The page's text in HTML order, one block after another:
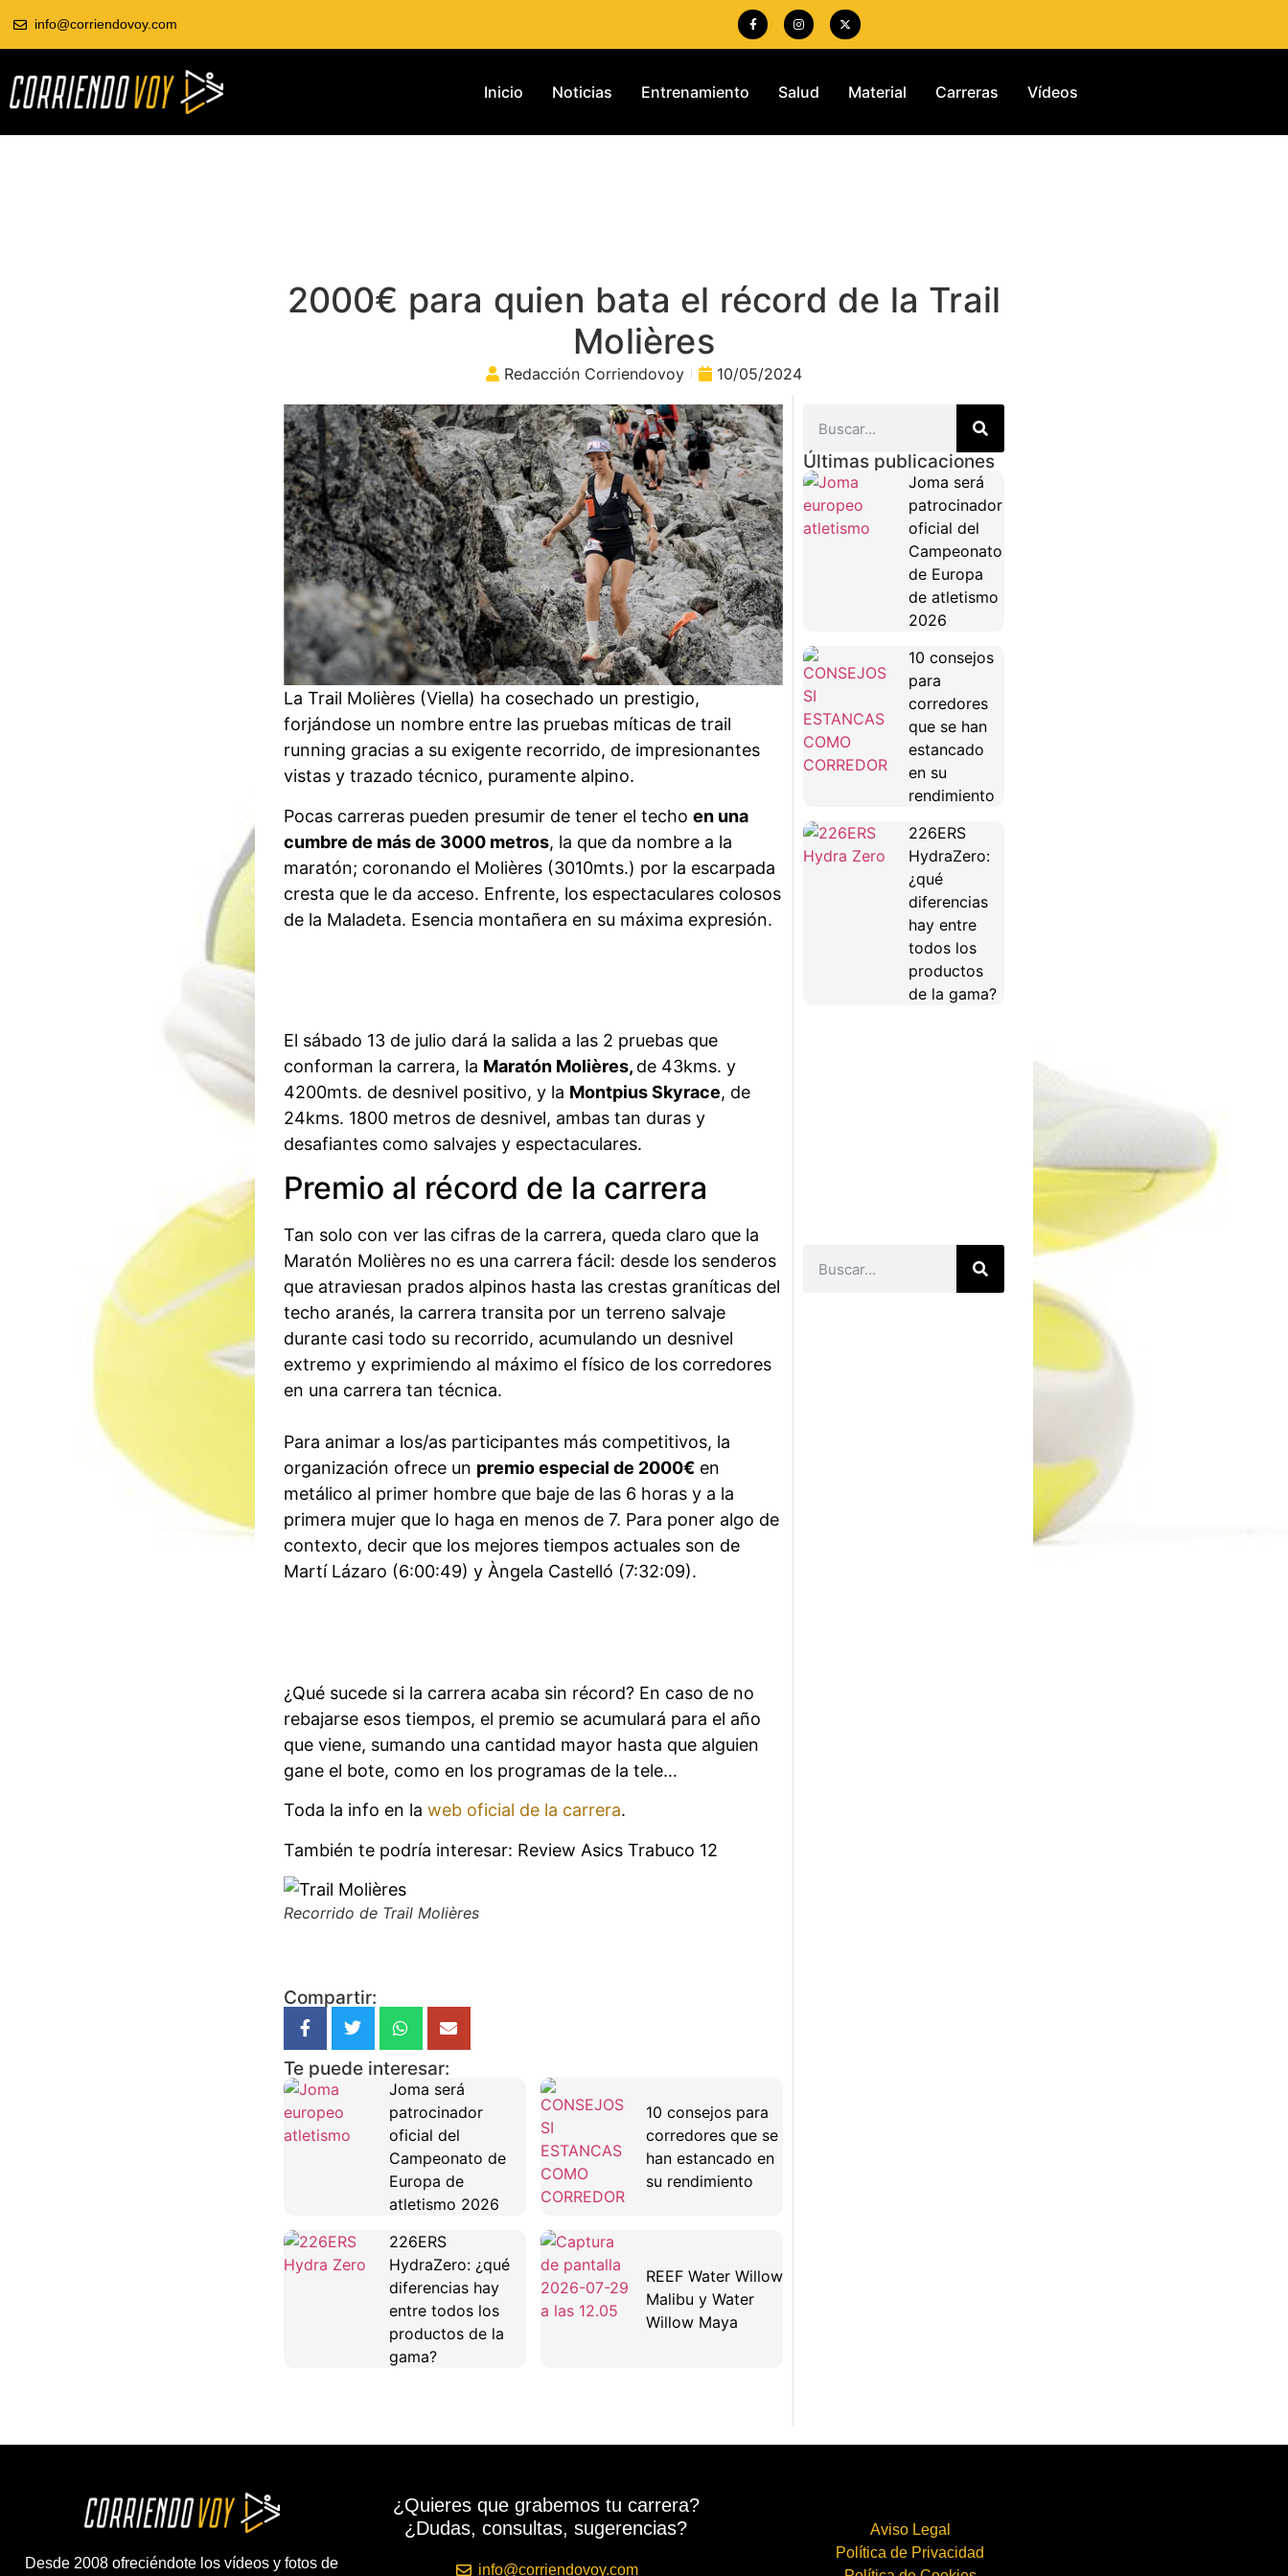
info@corriendovoy.com
Inicio Noticias Entrenamiento Salud Material Carreras Vídeos
2000€ para quien bata el récord de la Trail
Molières
Redacción Corriendovoy 10/05/2024
La Trail Molières (Viella) ha cosechado un prestigio,
forjándose un nombre entre las pruebas míticas de trail
running gracias a su exigente recorrido, de impresionantes
vistas y trazado técnico, puramente alpino.
Pocas carreras pueden presumir de tener el techo en una
cumbre de más de 3000 metros, la que da nombre a la
maratón; coronando el Molières (3010mts.) por la escarpada
cresta que le da acceso. Enfrente, los espectaculares colosos
de la Maladeta. Esencia montañera en su máxima expresión.
El sábado 13 de julio dará la salida a las 2 pruebas que
conforman la carrera, la Maratón Molières, de 43kms. y
4200mts. de desnivel positivo, y la Montpius Skyrace, de
24kms. 1800 metros de desnivel, ambas tan duras y
desafiantes como salvajes y espectaculares.
Premio al récord de la carrera
Tan solo con ver las cifras de la carrera, queda claro que la
Maratón Molières no es una carrera fácil: desde los senderos
que atraviesan prados alpinos hasta las crestas graníticas del
techo aranés, la carrera transita por un terreno salvaje
durante casi todo su recorrido, acumulando un desnivel
extremo y exprimiendo al máximo el físico de los corredores
en una carrera tan técnica.
Para animar a los/as participantes más competitivos, la
organización ofrece un premio especial de 2000€en
metálico al primer hombre que baje de las 6 horas y a la
primera mujer que lo haga en menos de 7. Para poner algo de
contexto, decir que los mejores tiempos actuales son de
Martí Lázaro (6:00:49) y Àngela Castelló (7:32:09).
¿Qué sucede si la carrera acaba sin récord? En caso de no
rebajarse esos tiempos, el premio se acumulará para el año
que viene, sumando una cantidad mayor hasta que alguien
gane el bote, como en los programas de la tele…
Toda la info en la web oficial de la carrera.
También te podría interesar: Review Asics Trabuco 12
Recorrido de Trail Molières
Compartir:
Te puede interesar:
Joma será
patrocinador
oficial del
Campeonato de
Europa de
atletismo 2026
10 consejos para
corredores que se
han estancado en
su rendimiento
226ERS
HydraZero: ¿qué
diferencias hay
entre todos los
productos de la
gama?
REEF Water Willow
Malibu y Water
Willow Maya
Últimas publicaciones
Joma será
patrocinador
oficial del
Campeonato
de Europa
de atletismo
2026
10 consejos
para
corredores
que se han
estancado
en su
rendimiento
226ERS
HydraZero:
¿qué
diferencias
hay entre
todos los
productos
de la gama?
Desde 2008 ofreciéndote los vídeos y fotos de
¿Quieres que grabemos tu carrera?
¿Dudas, consultas, sugerencias?
info@corriendovoy.com
Aviso Legal
Política de Privacidad